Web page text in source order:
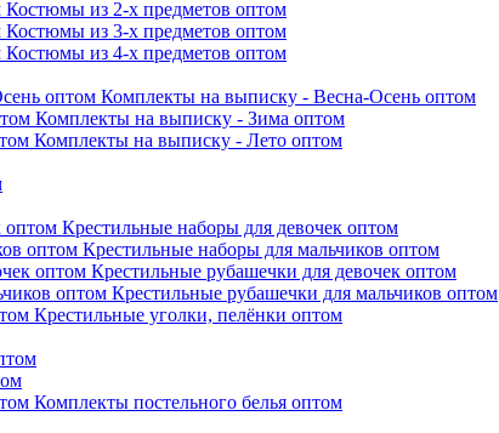
Костюмы из 2-х предметов оптом
Костюмы из 3-х предметов оптом
Костюмы из 4-х предметов оптом
Комплекты на выписку - Весна-Осень оптом
Комплекты на выписку - Зима оптом
Комплекты на выписку - Лето оптом
Крестильные наборы для девочек оптом
Крестильные наборы для мальчиков оптом
Крестильные рубашечки для девочек оптом
Крестильные рубашечки для мальчиков оптом
Крестильные уголки, пелёнки оптом
Комплекты постельного белья оптом